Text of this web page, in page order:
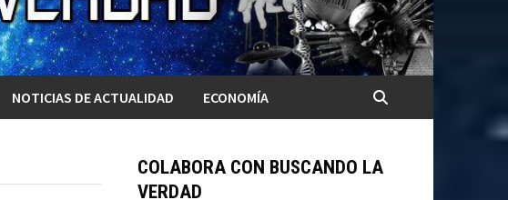
NOTICIAS DE ACTUALIDAD ECONOMÍA
COLABORA CON BUSCANDO LA
VERDAD